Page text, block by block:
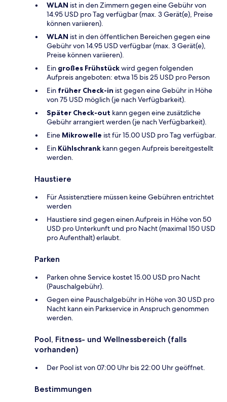
WLAN ist in den Zimmern gegen eine Gebühr von
14.95 USD pro Tag verfügbar (max. 3 Gerät(e), Preise
können variieren).
WLAN ist in den öffentlichen Bereichen gegen eine
Gebühr von 14.95 USD verfügbar (max. 3 Gerät(e),
Preise können variieren).
Ein großes Frühstückwird gegen folgenden
Aufpreis angeboten: etwa 15 bis 25 USD pro Person
Ein früher Check-in ist gegen eine Gebühr in Höhe
von 75 USD möglich (je nach Verfügbarkeit).
Später Check-out kann gegen eine zusätzliche
Gebühr arrangiert werden (je nach Verfügbarkeit).
Eine Mikrowelle ist für 15.00 USD pro Tag verfügbar.
Ein Kühlschrank kann gegen Aufpreis bereitgestellt
werden.
Haustiere
Für Assistenztiere müssen keine Gebühren entrichtet
werden
Haustiere sind gegen einen Aufpreis in Höhe von 50
USD pro Unterkunft und pro Nacht (maximal 150 USD
pro Aufenthalt) erlaubt.
Parken
Parken ohne Service kostet 15.00 USD pro Nacht
(Pauschalgebühr).
Gegen eine Pauschalgebühr in Höhe von 30 USD pro
Nacht kann ein Parkservice in Anspruch genommen
werden.
Pool, Fitness- und Wellnessbereich (falls
vorhanden)
Der Pool ist von 07:00 Uhr bis 22:00 Uhr geöffnet.
Bestimmungen